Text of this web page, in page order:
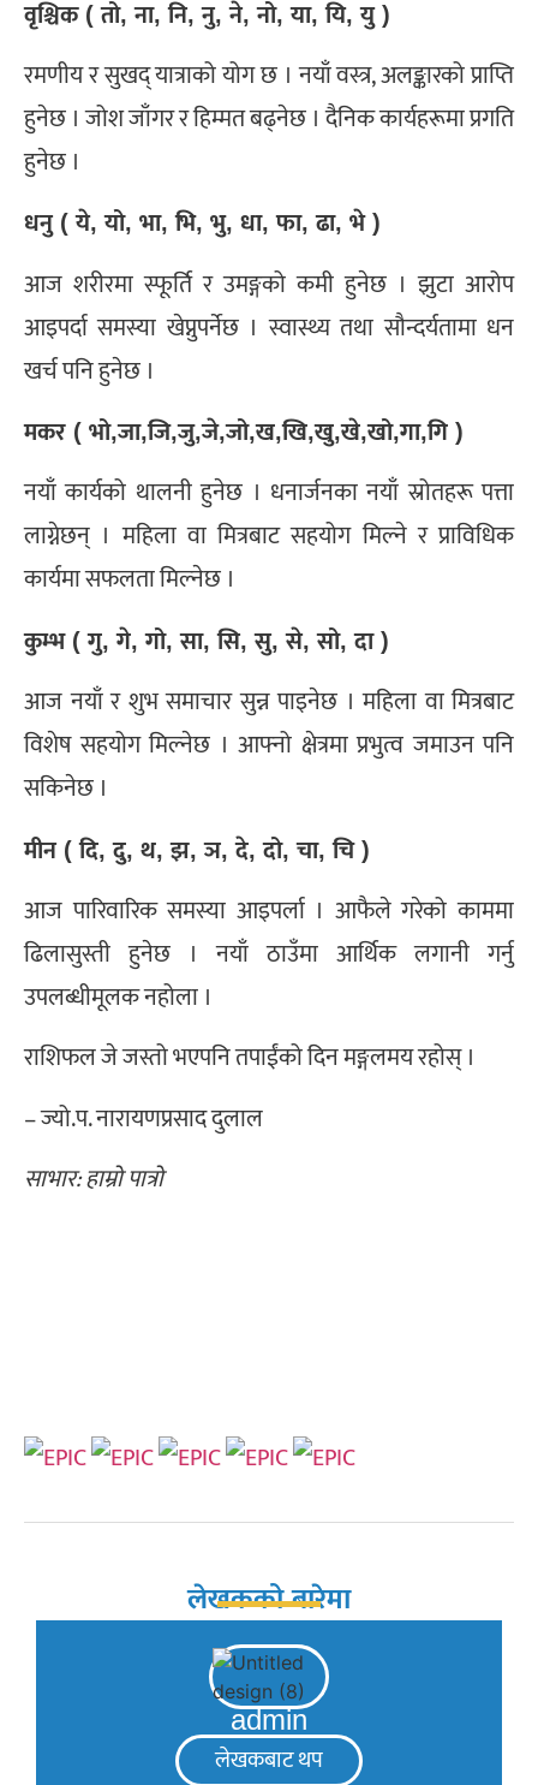
वृश्चिक ( तो, ना, नि, नु, ने, नो, या, यि, यु )
रमणीय र सुखद् यात्राको योग छ । नयाँ वस्त्र, अलङ्कारको प्राप्ति
हुनेछ । जोश जाँगर र हिम्मत बढ्नेछ । दैनिक कार्यहरूमा प्रगति
हुनेछ ।
धनु ( ये, यो, भा, भि, भु, धा, फा, ढा, भे )
आज शरीरमा स्फूर्ति र उमङ्गको कमी हुनेछ । झुटा आरोप
आइपर्दा समस्या खेप्नुपर्नेछ । स्वास्थ्य तथा सौन्दर्यतामा धन
खर्च पनि हुनेछ ।
मकर ( भो,जा,जि,जु,जे,जो,ख,खि,खु,खे,खो,गा,गि )
नयाँ कार्यको थालनी हुनेछ । धनार्जनका नयाँ स्रोतहरू पत्ता
लाग्नेछन् । महिला वा मित्रबाट सहयोग मिल्ने र प्राविधिक
कार्यमा सफलता मिल्नेछ ।
कुम्भ ( गु, गे, गो, सा, सि, सु, से, सो, दा )
आज नयाँ र शुभ समाचार सुन्न पाइनेछ । महिला वा मित्रबाट
विशेष सहयोग मिल्नेछ । आफ्नो क्षेत्रमा प्रभुत्व जमाउन पनि
सकिनेछ ।
मीन ( दि, दु, थ, झ, ञ, दे, दो, चा, चि )
आज पारिवारिक समस्या आइपर्ला । आफैले गरेको काममा
ढिलासुस्ती हुनेछ । नयाँ ठाउँमा आर्थिक लगानी गर्नु
उपलब्धीमूलक नहोला ।
राशिफल जे जस्तो भएपनि तपाईंको दिन मङ्गलमय रहोस् ।
– ज्यो.प. नारायणप्रसाद दुलाल
साभार: हाम्रो पात्रो
लेखकको बारेमा
admin
लेखकबाट थप